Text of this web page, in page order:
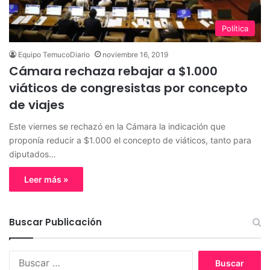
Política
Equipo TemucoDiario noviembre 16, 2019
Cámara rechaza rebajar a $1.000
viáticos de congresistas por concepto
de viajes
Este viernes se rechazó en la Cámara la indicación que
proponía reducir a $1.000 el concepto de viáticos, tanto para
diputados…
Leer más »
Buscar Publicación